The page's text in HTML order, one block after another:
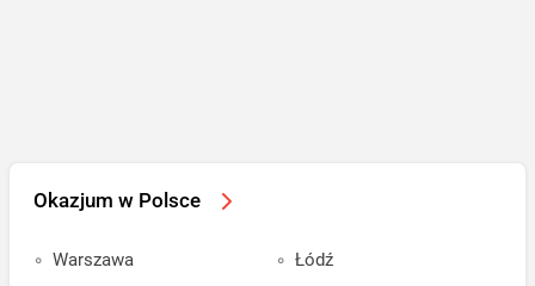
Okazjum w Polsce
Warszawa
Łódź